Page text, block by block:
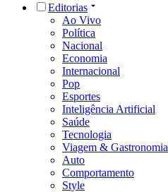
Editorias
Ao Vivo
Política
Nacional
Economia
Internacional
Pop
Esportes
Inteligência Artificial
Saúde
Tecnologia
Viagem & Gastronomia
Auto
Comportamento
Style